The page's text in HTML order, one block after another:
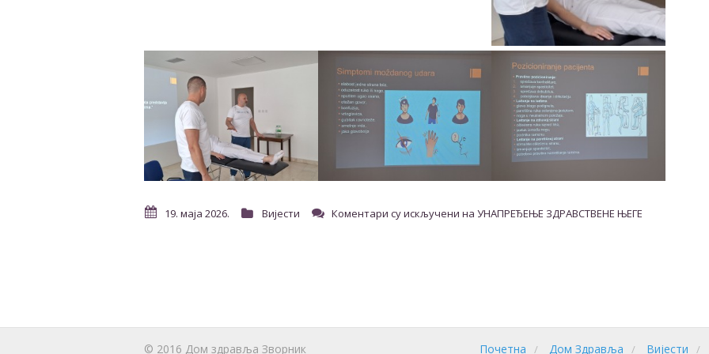
19. маја 2026. Вијести Коментари су искључени на УНАПРЕЂЕЊЕ ЗДРАВСТВЕНЕ ЊЕГЕ
© 2016 Дом здравља Зворник Почетна Дом Здравља Вијести